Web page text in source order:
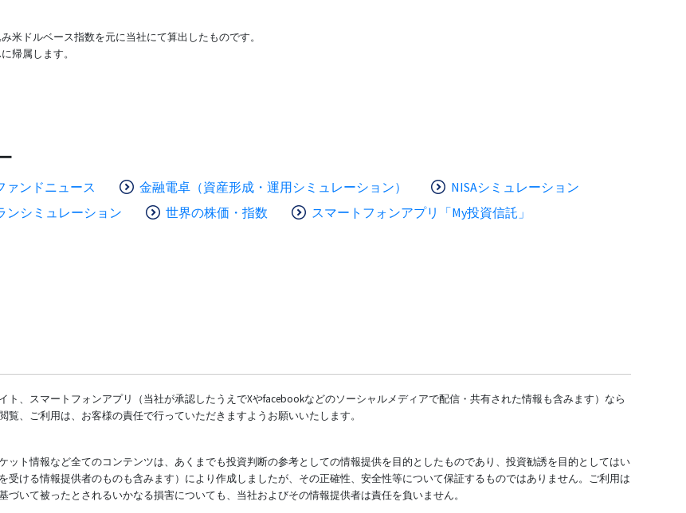
米ドルベース指数を元に当社にて算出したものです。
帰属します。
ァンドニュース 金融電卓（資産形成・運用シミュレーション）
NISAシミュレーション
ンシミュレーション 世界の株価・指数 スマートフォンアプリ「My投資信託」
、スマートフォンアプリ（当社が承認したうえでXやfacebookなどのソーシャルメディアで配信・共有された情報も含みます）なら
、ご利用は、お客様の責任で行っていただきますようお願いいたします。
ト情報など全てのコンテンツは、あくまでも投資判断の参考としての情報提供を目的としたものであり、投資勧誘を目的としてはい
ける情報提供者のものも含みます）により作成しましたが、その正確性、安全性等について保証するものではありません。ご利用は
いて被ったとされるいかなる損害についても、当社およびその情報提供者は責任を負いません。